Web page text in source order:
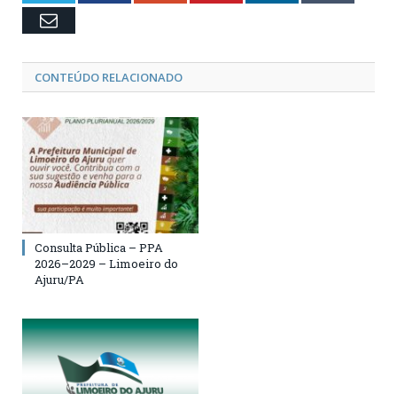
Email
CONTEÚDO RELACIONADO
Consulta Pública – PPA
2026–2029 – Limoeiro do
Ajuru/PA